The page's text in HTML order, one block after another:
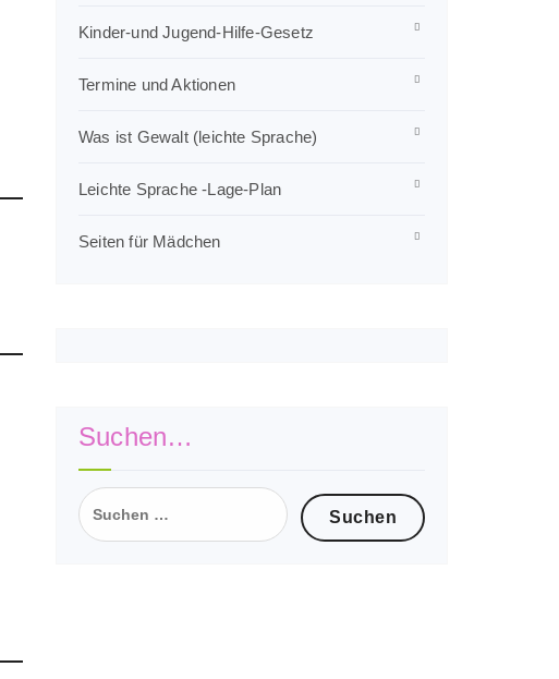
Kinder-und Jugend-Hilfe-Gesetz
Termine und Aktionen
Was ist Gewalt (leichte Sprache)
Leichte Sprache -Lage-Plan
Seiten für Mädchen
Suchen…
Suchen
nach: